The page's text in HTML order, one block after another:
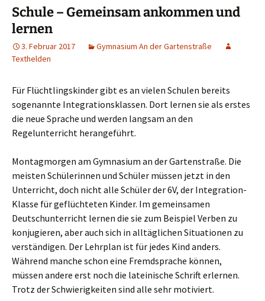
Schule – Gemeinsam ankommen und
lernen
3. Februar 2017
Gymnasium An der Gartenstraße
Texthelden
Für Flüchtlingskinder gibt es an vielen Schulen bereits
sogenannte Integrationsklassen. Dort lernen sie als erstes
die neue Sprache und werden langsam an den
Regelunterricht herangeführt.
Montagmorgen am Gymnasium an der Gartenstraße. Die
meisten Schülerinnen und Schüler müssen jetzt in den
Unterricht, doch nicht alle Schüler der 6V, der Integration-
Klasse für geflüchteten Kinder. Im gemeinsamen
Deutschunterricht lernen die sie zum Beispiel Verben zu
konjugieren, aber auch sich in alltäglichen Situationen zu
verständigen. Der Lehrplan ist für jedes Kind anders.
Während manche schon eine Fremdsprache können,
müssen andere erst noch die lateinische Schrift erlernen.
Trotz der Schwierigkeiten sind alle sehr motiviert.